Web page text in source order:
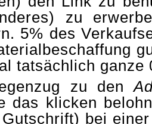
zu
5% des
tatsächlich ganze
zu den
das klicken
bei